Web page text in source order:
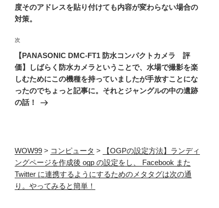
ゲ
ー
ン
度そのアドレスを貼り付けても内容が変わらない場合の
対策。
次
の
投
稿
次
【PANASONIC DMC-FT1 防水コンパクトカメラ 評
価】しばらく防水カメラということで、水場で撮影を楽
しむためにこの機種を持っていましたが手放すことにな
ったのでちょっと記事に。それとジャングルの中の遺跡
の話！
WOW99 > コンピュータ >
【OGPの設定方法】ランディ
ングページを作成後 ogp の設定をし、 Facebook また
Twitter に連携するようにするためのメタタグは次の通
り。やってみると簡単！